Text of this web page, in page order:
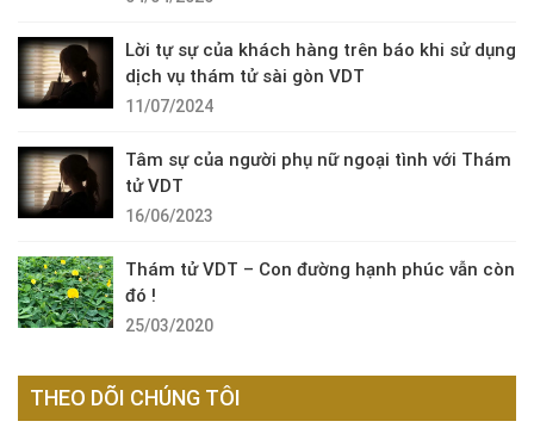
Lời tự sự của khách hàng trên báo khi sử dụng
dịch vụ thám tử sài gòn VDT
11/07/2024
Tâm sự của người phụ nữ ngoại tình với Thám
tử VDT
16/06/2023
Thám tử VDT – Con đường hạnh phúc vẫn còn
đó !
25/03/2020
THEO DÕI CHÚNG TÔI